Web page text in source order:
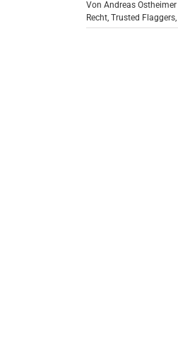
Von Andreas Ostheimer
Recht, Trusted Flaggers,